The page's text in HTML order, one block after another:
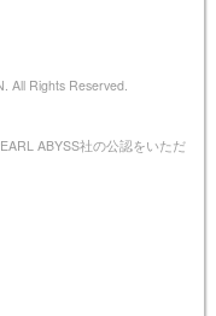
All Rights Reserved.
ABYSS社の公認をいただ